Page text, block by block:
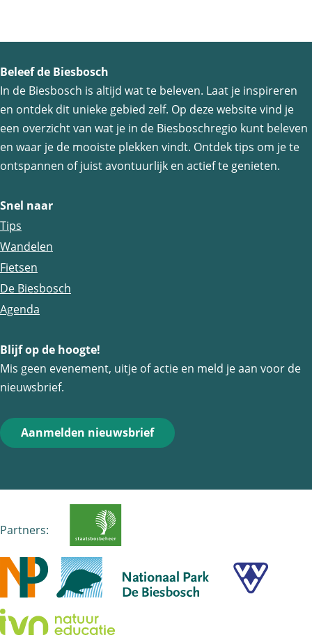
Beleef de Biesbosch
In de Biesbosch is altijd wat te beleven. Laat je inspireren
en ontdek dit unieke gebied zelf. Op deze website vind je
een overzicht van wat je in de Biesboschregio kunt beleven
en waar je de mooiste plekken vindt. Ontdek tips om je te
ontspannen of juist avontuurlijk en actief te genieten.
Snel naar
Tips
Wandelen
Fietsen
De Biesbosch
Agenda
Blijf op de hoogte!
Mis geen evenement, uitje of actie en meld je aan voor de
nieuwsbrief.
Aanmelden nieuwsbrief
Partners: